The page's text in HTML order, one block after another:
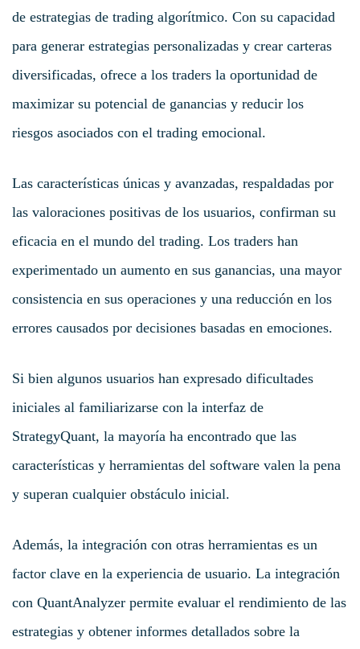
de estrategias de trading algorítmico. Con su capacidad
para generar estrategias personalizadas y crear carteras
diversificadas, ofrece a los traders la oportunidad de
maximizar su potencial de ganancias y reducir los
riesgos asociados con el trading emocional.
Las características únicas y avanzadas, respaldadas por
las valoraciones positivas de los usuarios, confirman su
eficacia en el mundo del trading. Los traders han
experimentado un aumento en sus ganancias, una mayor
consistencia en sus operaciones y una reducción en los
errores causados por decisiones basadas en emociones.
Si bien algunos usuarios han expresado dificultades
iniciales al familiarizarse con la interfaz de
StrategyQuant, la mayoría ha encontrado que las
características y herramientas del software valen la pena
y superan cualquier obstáculo inicial.
Además, la integración con otras herramientas es un
factor clave en la experiencia de usuario. La integración
con QuantAnalyzer permite evaluar el rendimiento de las
estrategias y obtener informes detallados sobre la